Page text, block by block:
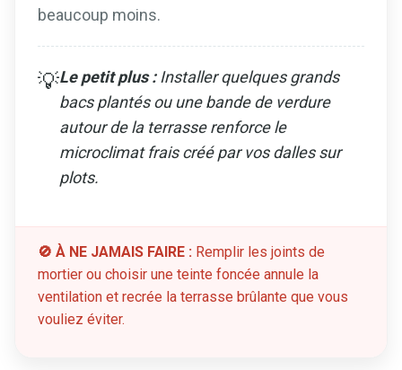
beaucoup moins.
💡Le petit plus :Installer quelques grands
bacs plantés ou une bande de verdure
autour de la terrasse renforce le
microclimat frais créé par vos dalles sur
plots.
🚫 À NE JAMAIS FAIRE : Remplir les joints de
mortier ou choisir une teinte foncée annule la
ventilation et recrée la terrasse brûlante que vous
vouliez éviter.